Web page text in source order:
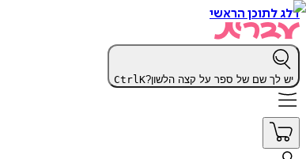
דלג לתוכן הראשי
יש לך שם של ספר על קצה הלשון? CtrlK